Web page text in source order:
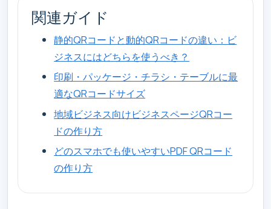
関連ガイド
静的QRコードと動的QRコードの違い：ビ
ジネスにはどちらを使うべき？
印刷・パッケージ・チラシ・テーブルに最
適なQRコードサイズ
地域ビジネス向けビジネスページQRコー
ドの作り方
どのスマホでも使いやすいPDF QRコード
の作り方